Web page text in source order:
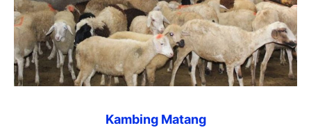
Kambing Matang